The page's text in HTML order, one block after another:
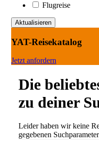
Flugreise
YAT-Reisekatalog
Jetzt anfordern
Die
zu deiner
Leider haben wir keine
gegebenen